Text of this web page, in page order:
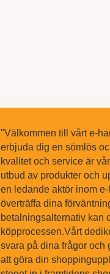
"Välkommen till vårt e-
erbjuda dig en sömlös
kvalitet och service är
utbud av produkter och
en ledande aktör inom
överträffa dina
betalningsalternativ kan
köpprocessen.Vårt
svara på dina frågor och
att göra din